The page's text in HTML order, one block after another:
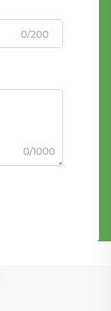
0/200
0/1000